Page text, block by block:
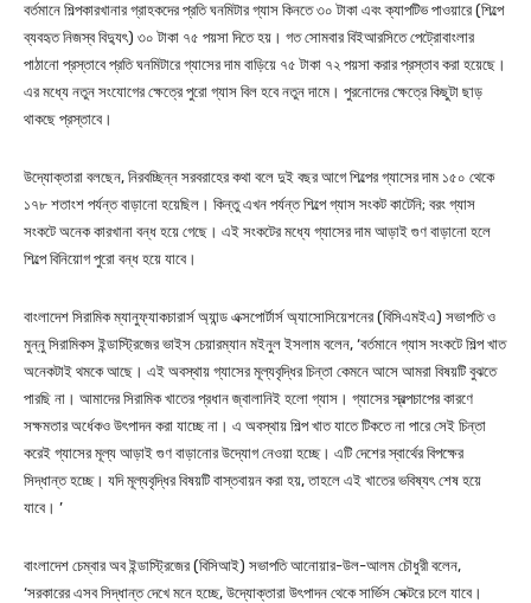
বর্তমানে শিল্পকারখানার গ্রাহকদের প্রতি ঘনমিটার গ্যাস কিনতে ৩০ টাকা এবং ক্যাপটিভ পাওয়ারে (শিল্পে
ব্যবহৃত নিজস্ব বিদ্যুৎ) ৩০ টাকা ৭৫ পয়সা দিতে হয়। গত সোমবার বিইআরসিতে পেট্রোবাংলার
পাঠানো প্রস্তাবে প্রতি ঘনমিটারে গ্যাসের দাম বাড়িয়ে ৭৫ টাকা ৭২ পয়সা করার প্রস্তাব করা হয়েছে।
এর মধ্যে নতুন সংযোগের ক্ষেত্রে পুরো গ্যাস বিল হবে নতুন দামে। পুরনোদের ক্ষেত্রে কিছুটা ছাড়
থাকছে প্রস্তাবে।
উদ্যোক্তারা বলছেন, নিরবচ্ছিন্ন সরবরাহের কথা বলে দুই বছর আগে শিল্পের গ্যাসের দাম ১৫০ থেকে
১৭৮ শতাংশ পর্যন্ত বাড়ানো হয়েছিল। কিন্তু এখন পর্যন্ত শিল্পে গ্যাস সংকট কাটেনি; বরং গ্যাস
সংকটে অনেক কারখানা বন্ধ হয়ে গেছে। এই সংকটের মধ্যে গ্যাসের দাম আড়াই গুণ বাড়ানো হলে
শিল্পে বিনিয়োগ পুরো বন্ধ হয়ে যাবে।
বাংলাদেশ সিরামিক ম্যানুফ্যাকচারার্স অ্যান্ড এক্সপোর্টার্স অ্যাসোসিয়েশনের (বিসিএমইএ) সভাপতি ও
মুন্নু সিরামিকস ইন্ডাস্ট্রিজের ভাইস চেয়ারম্যান মইনুল ইসলাম বলেন, ‘বর্তমানে গ্যাস সংকটে শিল্প খাত
অনেকটাই থমকে আছে। এই অবস্থায় গ্যাসের মূল্যবৃদ্ধির চিন্তা কেমনে আসে আমরা বিষয়টি বুঝতে
পারছি না। আমাদের সিরামিক খাতের প্রধান জ্বালানিই হলো গ্যাস। গ্যাসের স্বল্পচাপের কারণে
সক্ষমতার অর্ধেকও উৎপাদন করা যাচ্ছে না। এ অবস্থায় শিল্প খাত যাতে টিকতে না পারে সেই চিন্তা
করেই গ্যাসের মূল্য আড়াই গুণ বাড়ানোর উদ্যোগ নেওয়া হচ্ছে। এটি দেশের স্বার্থের বিপক্ষের
সিদ্ধান্ত হচ্ছে। যদি মূল্যবৃদ্ধির বিষয়টি বাস্তবায়ন করা হয়, তাহলে এই খাতের ভবিষ্যৎ শেষ হয়ে
যাবে। ’
বাংলাদেশ চেম্বার অব ইন্ডাস্ট্রিজের (বিসিআই) সভাপতি আনোয়ার-উল-আলম চৌধুরী বলেন,
‘সরকারের এসব সিদ্ধান্ত দেখে মনে হচ্ছে, উদ্যোক্তারা উৎপাদন থেকে সার্ভিস সেক্টরে চলে যাবে।